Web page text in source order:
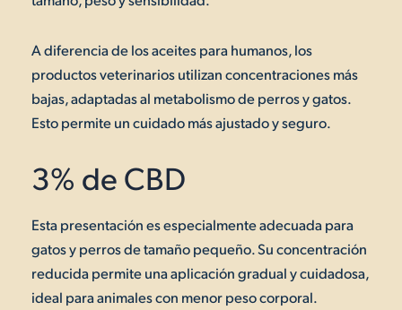
A diferencia de los aceites para humanos, los
productos veterinarios utilizan concentraciones más
bajas, adaptadas al metabolismo de perros y gatos.
Esto permite un cuidado más ajustado y seguro.
3% de CBD
Esta presentación es especialmente adecuada para
gatos y perros de tamaño pequeño. Su concentración
reducida permite una aplicación gradual y cuidadosa,
ideal para animales con menor peso corporal.